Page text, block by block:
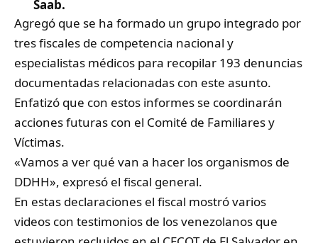
Saab.
Agregó que se ha formado un grupo integrado por
tres fiscales de competencia nacional y
especialistas médicos para recopilar 193 denuncias
documentadas relacionadas con este asunto.
Enfatizó que con estos informes se coordinarán
acciones futuras con el Comité de Familiares y
Víctimas.
«Vamos a ver qué van a hacer los organismos de
DDHH», expresó el fiscal general.
En estas declaraciones el fiscal mostró varios
videos con testimonios de los venezolanos que